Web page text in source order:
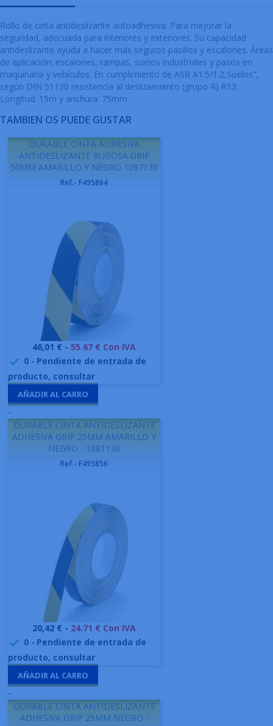
Rollo de cinta antideslizante autoadhesiva. Para mejorar la
seguridad, adecuada para interiores y exteriores. Su capacidad
antideslizante ayuda a hacer más seguros pasillos y escalones. Áreas
de aplicación: escalones, rampas, suelos industriales y pasos en
maquinaria y vehículos. En cumplimiento de ASR A1.5/1.2,Suelos",
según DIN 51130 resistencia al deslizamiento (grupo R) R13.
Longitud: 15m y anchura: 75mm.
TAMBIEN OS PUEDE GUSTAR
DURABLE CINTA ADHESIVA
ANTIDESLIZANTE RUGOSA GRIP
50MM AMARILLO Y NEGRO 1097130
Ref.- F495864
Precio
46,01 € - 55.67 € Con IVA
 0 - Pendiente de entrada de
producto, consultar
AÑADIR AL CARRO
-
DURABLE CINTA ANTIDESLIZANTE
ADHESIVA GRIP 25MM AMARILLO Y
NEGRO - 1081130
Ref.- F495856
Precio
20,42 € - 24.71 € Con IVA
 0 - Pendiente de entrada de
producto, consultar
AÑADIR AL CARRO
-
DURABLE CINTA ANTIDESLIZANTE
ADHESIVA GRIP 25MM NEGRO -